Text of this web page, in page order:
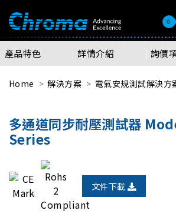
0
產品特色 詳情介紹 詢價
Home 解決方案 電氣安規測試解決方
多通道同步耐壓測試器
Series
文件下載